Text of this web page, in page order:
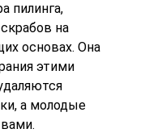
пилинга,
на
основах. Она
этими
а молодые